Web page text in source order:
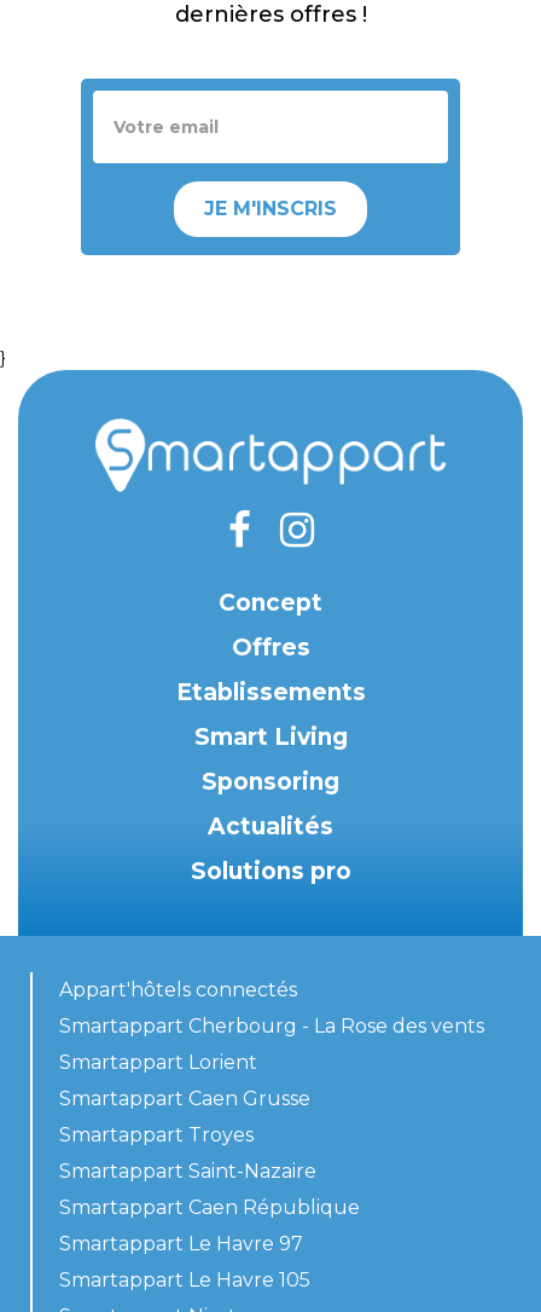
dernières offres !
JE M'INSCRIS
}
Concept
Offres
Etablissements
Smart Living
Sponsoring
Actualités
Solutions pro
Appart'hôtels connectés
Smartappart Cherbourg - La Rose des vents
Smartappart Lorient
Smartappart Caen Grusse
Smartappart Troyes
Smartappart Saint-Nazaire
Smartappart Caen République
Smartappart Le Havre 97
Smartappart Le Havre 105